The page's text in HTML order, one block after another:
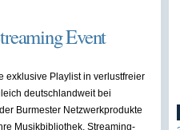
Event
exklusive Playlist in verlustfreier
deutschlandweit bei
Burmester Netzwerkprodukte
Musikbibliothek, Streaming-